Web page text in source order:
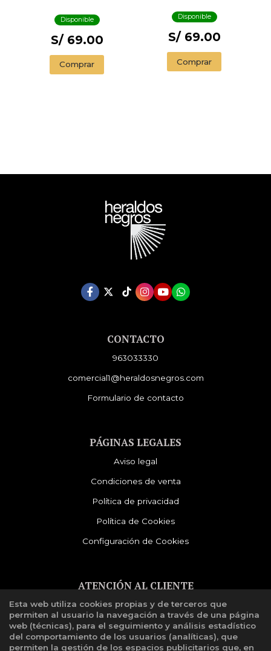
(EDICIÓN ESPECIAL
LIMITADA CON
CANTOS
PINTADOS) / 1984
(EDITION
ENDORSED BY THE
Disponible
S/ 69.00
Comprar
Disponible
S/ 69.00
Comprar
CONTACTO
963033330
comercial1@heraldosnegros.com
Formulario de contacto
PÁGINAS LEGALES
Aviso legal
Condiciones de venta
Política de privacidad
Política de Cookies
Configuración de Cookies
ATENCIÓN AL CLIENTE
Quiénes somos
Libro de reclamaciones
Esta web utiliza cookies propias y de terceros que
permiten al usuario la navegación a través de una página
web (técnicas), para el seguimiento y análisis estadístico
del comportamiento de los usuarios (analíticas), que
permiten la gestión de los espacios publicitarios que, en